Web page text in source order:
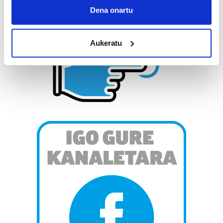
Collect information about your geographical
meters
Identify your device by actively scanning it for
specific characteristics (fingerprinting)
Find out more about how your personal data is processed
and set your preferences in thedetails section
teknologia erabiliz, cookieak adibidez, iragarki eta eduki
pertsonalizatuak eskaintzeko, iragarkiak eta edukia
neurtzeko, jendeari buruzko informazioa biltzeko eta
produktuak garatzeko. Zure datuak nork eta zertarako
erabiltzen dituen hauta dezakezu.
Bazkide batzuek ez dizute baimenik eskatzen, eta beren
interes komertzial legitimoetan babesten dira. Ikusi gure
Dena onartu
Aukeratu